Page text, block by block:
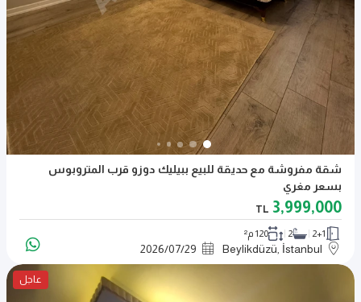
شقة مفروشة مع حديقة للبيع ببيليك دوزو قرب المتروبوس
بسعر مغري
3,999,000
TL
2+1
2 120 م²
Beylikdüzü, İstanbul
2026/07/29
عاجل